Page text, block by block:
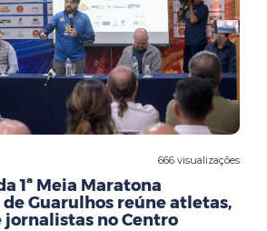
666 visualizações
1ª Meia Maratona
Guarulhos reúne atletas,
jornalistas no Centro